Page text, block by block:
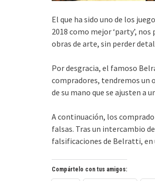
El que ha sido uno de los
2018 como mejor ‘party’,
obras de arte, sin perder
Por desgracia, el famoso
compradores, tendremos un
de su mano que se ajusten a
A continuación, los
falsas. Tras un intercambio
falsificaciones de Belratti,
Compártelo con tus amigos: